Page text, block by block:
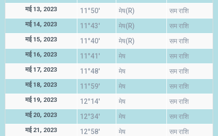
मई 13, 2023 11°50' मेष(R) सम राशि
मई 14, 2023 11°43' मेष(R) सम राशि
मई 15, 2023 11°40' मेष(R) सम राशि
मई 16, 2023 11°41' मेष सम राशि
मई 17, 2023 11°48' मेष सम राशि
मई 18, 2023 11°59' मेष सम राशि
मई 19, 2023 12°14' मेष सम राशि
मई 20, 2023 12°34' मेष सम राशि
मई 21, 2023 12°58' मेष सम राशि